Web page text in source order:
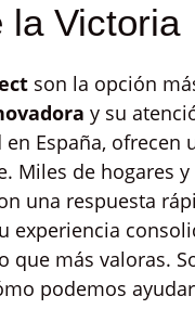
la Victoria
son la opción
y su
España,
Miles de hogares
una respuesta
experiencia
que más valoras.
podemos